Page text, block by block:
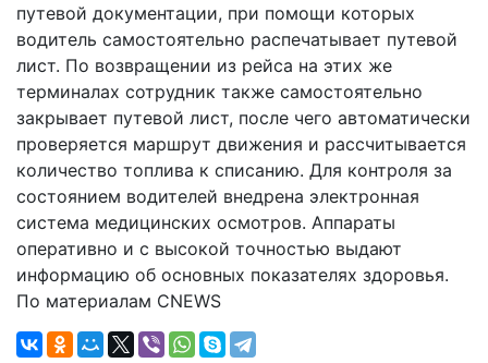
путевой документации, при помощи которых
водитель самостоятельно распечатывает путевой
лист. По возвращении из рейса на этих же
терминалах сотрудник также самостоятельно
закрывает путевой лист, после чего автоматически
проверяется маршрут движения и рассчитывается
количество топлива к списанию. Для контроля за
состоянием водителей внедрена электронная
система медицинских осмотров. Аппараты
оперативно и с высокой точностью выдают
информацию об основных показателях здоровья.
По материалам CNEWS